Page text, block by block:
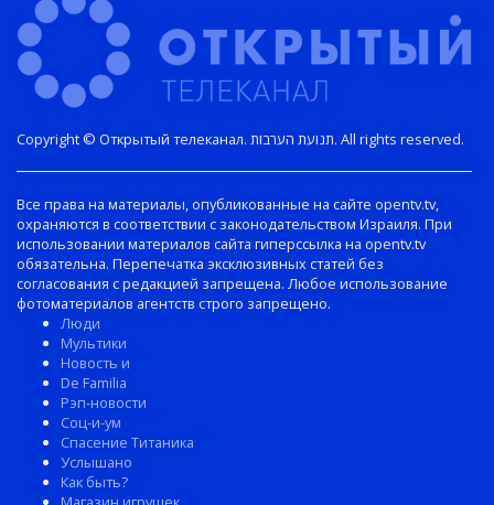
Copyright © Открытый телеканал. תנועת הערבות. All rights reserved.
Все права на материалы, опубликованные на сайте opentv.tv,
охраняются в соответствии с законодательством Израиля. При
использовании материалов сайта гиперссылка на opentv.tv
обязательна. Перепечатка эксклюзивных статей без
согласования с редакцией запрещена. Любое использование
фотоматериалов агентств строго запрещено.
Люди
Мультики
Новость и
De Familia
Рэп-новости
Соц-и-ум
Спасение Титаника
Услышано
Как быть?